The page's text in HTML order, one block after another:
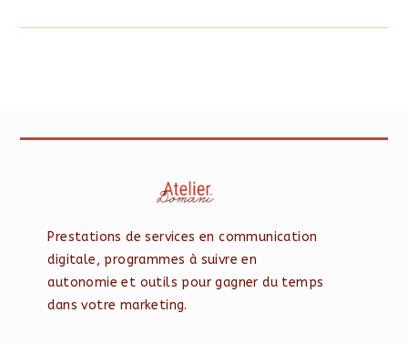
Prestations de services en communication
digitale, programmes à suivre en
autonomie et outils pour gagner du temps
dans votre marketing.